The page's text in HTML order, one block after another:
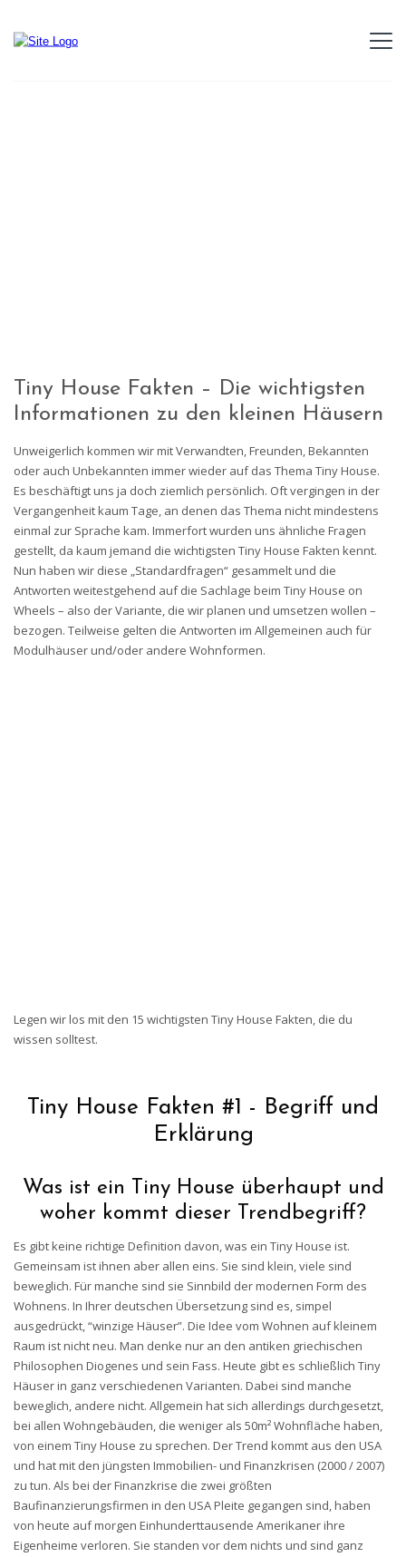
Tiny House Fakten – Die wichtigsten
Informationen zu den kleinen Häusern
Unweigerlich kommen wir mit Verwandten, Freunden, Bekannten
oder auch Unbekannten immer wieder auf das Thema Tiny House.
Es beschäftigt uns ja doch ziemlich persönlich. Oft vergingen in der
Vergangenheit kaum Tage, an denen das Thema nicht mindestens
einmal zur Sprache kam. Immerfort wurden uns ähnliche Fragen
gestellt, da kaum jemand die wichtigsten Tiny House Fakten kennt.
Nun haben wir diese „Standardfragen“ gesammelt und die
Antworten weitestgehend auf die Sachlage beim Tiny House on
Wheels – also der Variante, die wir planen und umsetzen wollen –
bezogen. Teilweise gelten die Antworten im Allgemeinen auch für
Modulhäuser und/oder andere Wohnformen.
Legen wir los mit den 15 wichtigsten Tiny House Fakten, die du
wissen solltest.
Tiny House Fakten #1 - Begriff und
Erklärung
Was ist ein Tiny House überhaupt und
woher kommt dieser Trendbegriff?
Es gibt keine richtige Definition davon, was ein Tiny House ist.
Gemeinsam ist ihnen aber allen eins. Sie sind klein, viele sind
beweglich. Für manche sind sie Sinnbild der modernen Form des
Wohnens. In Ihrer deutschen Übersetzung sind es, simpel
ausgedrückt, “winzige Häuser”. Die Idee vom Wohnen auf kleinem
Raum ist nicht neu. Man denke nur an den antiken griechischen
Philosophen Diogenes und sein Fass. Heute gibt es schließlich Tiny
Häuser in ganz verschiedenen Varianten. Dabei sind manche
beweglich, andere nicht. Allgemein hat sich allerdings durchgesetzt,
bei allen Wohngebäuden, die weniger als 50m² Wohnfläche haben,
von einem Tiny House zu sprechen. Der Trend kommt aus den USA
und hat mit den jüngsten Immobilien- und Finanzkrisen (2000 / 2007)
zu tun. Als bei der Finanzkrise die zwei größten
Baufinanzierungsfirmen in den USA Pleite gegangen sind, haben
von heute auf morgen Einhunderttausende Amerikaner ihre
Eigenheime verloren. Sie standen vor dem nichts und sind ganz